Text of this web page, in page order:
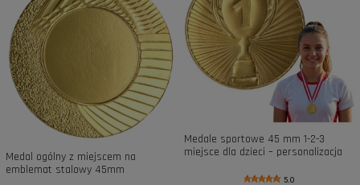
Medal ogólny z miejscem na
emblemat stalowy 45mm
Medale sportowe 45 mm 1-2-3
miejsce dla dzieci – personalizacja
5.0